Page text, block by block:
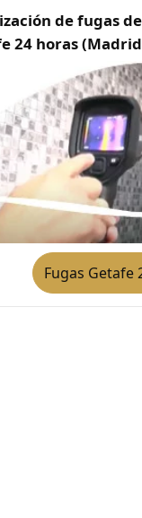
de fugas
24 horas
Fugas Getafe